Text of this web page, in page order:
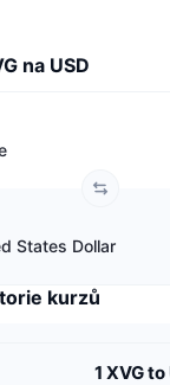
na USD
States Dollar
kurzů
1 XVG to